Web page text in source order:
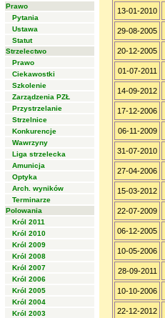
Prawo
Pytania
Ustawa
Statut
Strzelectwo
Prawo
Ciekawostki
Szkolenie
Zarządzenia PZŁ
Przystrzelanie
Strzelnice
Konkurencje
Wawrzyny
Liga strzelecka
Amunicja
Optyka
Arch. wyników
Terminarze
Polowania
Król 2011
Król 2010
Król 2009
Król 2008
Król 2007
Król 2006
Król 2005
Król 2004
Król 2003
13-01-2010
29-08-2005
20-12-2005
01-07-2011
14-09-2012
17-12-2006
06-11-2009
31-07-2010
27-04-2006
15-03-2012
22-07-2009
06-12-2005
10-05-2006
28-09-2011
10-10-2006
22-12-2012